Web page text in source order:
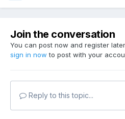
Join the conversation
You can post now and register
sign in now to post with your
Reply to this topic...